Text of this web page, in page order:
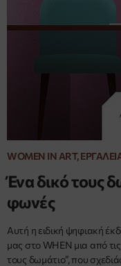
WOMEN IN ART,
Ένα δικό τους
φωνές
Αυτή η ειδική ψηφιακή
μας στο WHEN μια από
τους δωμάτιο”, που